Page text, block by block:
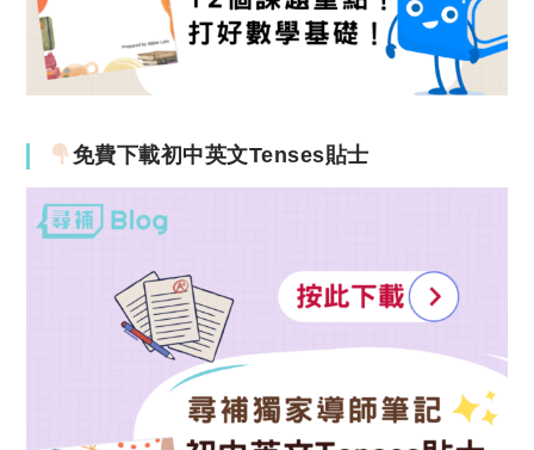
免費下載初中英文Tenses貼士